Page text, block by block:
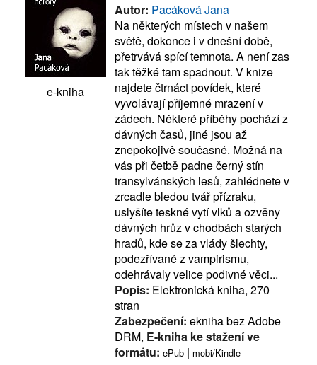
e-kniha
Autor: Pacáková Jana
Na některých místech v našem
světě, dokonce i v dnešní době,
přetrvává spící temnota. A není zas
tak těžké tam spadnout. V knize
najdete čtrnáct povídek, které
vyvolávají příjemné mrazení v
zádech. Některé příběhy pochází z
dávných časů, jiné jsou až
znepokojivě současné. Možná na
vás při četbě padne černý stín
transylvánských lesů, zahlédnete v
zrcadle bledou tvář přízraku,
uslyšíte teskné vytí vlků a ozvěny
dávných hrůz v chodbách starých
hradů, kde se za vlády šlechty,
podezřívané z vampirismu,
odehrávaly velice podivné věci...
Popis: Elektronická kniha, 270
stran
Zabezpečení: ekniha bez Adobe
DRM, E-kniha ke stažení ve
formátu: ePub | mobi/Kindle